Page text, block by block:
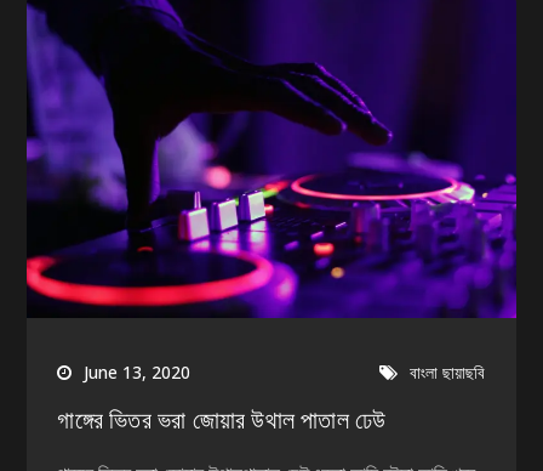
June 13, 2020 বাংলা ছায়াছবি
গাঙ্গের ভিতর ভরা জোয়ার উথাল পাতাল ঢেউ